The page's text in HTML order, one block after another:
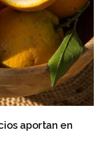
aportan en